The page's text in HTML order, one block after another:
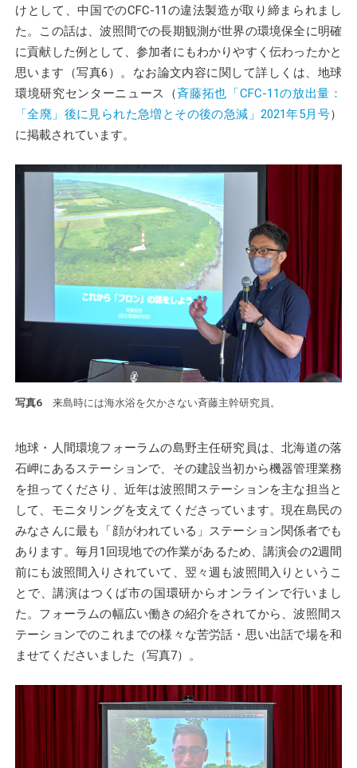
けとして、中国でのCFC-11の違法製造が取り締まられまし
た。この話は、波照間での長期観測が世界の環境保全に明確
に貢献した例として、参加者にもわかりやすく伝わったかと
思います（写真6）。なお論文内容に関して詳しくは、地球
環境研究センターニュース（斉藤拓也「CFC-11の放出量：
「全廃」後に見られた急増とその後の急減」2021年5月号）
に掲載されています。
写真6 来島時には海水浴を欠かさない斉藤主幹研究員。
地球・人間環境フォーラムの島野主任研究員は、北海道の落
石岬にあるステーションで、その建設当初から機器管理業務
を担ってくださり、近年は波照間ステーションを主な担当と
して、モニタリングを支えてくださっています。現在島民の
みなさんに最も「顔がわれている」ステーション関係者でも
あります。毎月1回現地での作業があるため、講演会の2週間
前にも波照間入りされていて、翌々週も波照間入りというこ
とで、講演はつくば市の国環研からオンラインで行いまし
た。フォーラムの幅広い働きの紹介をされてから、波照間ス
テーションでのこれまでの様々な苦労話・思い出話で場を和
ませてくださいました（写真7）。